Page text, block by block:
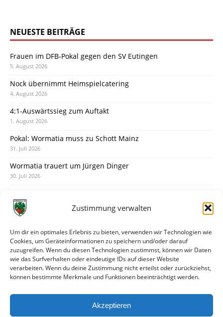
Zustimmung verwalten
Um dir ein optimales Erlebnis zu bieten, verwenden wir Technologien wie
Cookies, um Geräteinformationen zu speichern und/oder darauf
zuzugreifen. Wenn du diesen Technologien zustimmst, können wir Daten
wie das Surfverhalten oder eindeutige IDs auf dieser Website
verarbeiten. Wenn du deine Zustimmung nicht erteilst oder zurückziehst,
können bestimmte Merkmale und Funktionen beeinträchtigt werden.
Akzeptieren
NEUESTE BEITRÄGE
Frauen im DFB-Pokal gegen den SV Eutingen
5. August 2026
Nock übernimmt Heimspielcatering
4. August 2026
4:1-Auswärtssieg zum Auftakt
1. August 2026
Pokal: Wormatia muss zu Schott Mainz
31. Juli 2026
Wormatia trauert um Jürgen Dinger
30. Juli 2026
28. Juli 2026
28. Juli 2026
Neue Podcast-Folge: So tickt Björn!
27. Juli 2026
Eindrücke vom Stadionfest
Unterhaltsamer Abschlusstest mit später Niederlage
25. Juli 2026